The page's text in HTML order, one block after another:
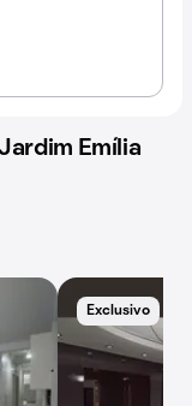
Emília
Exclusivo